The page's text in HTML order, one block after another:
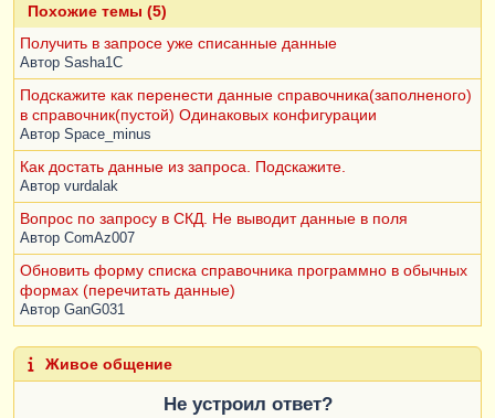
КонецЦикла
Если
Пока Найти КИСодержит "  "
Цикл
КИСодержит =
СтрЗаменить(КИСодержит, "  ", " ");
КИСодержит
СтрЗаменить(КИСодержит, " ", "%");
КонецЕсли;
ОбщегоНазначенияКлиентСервер
трДинамическогоСписка(СписокАдресов,
"%" + КИСодержит + "%"
Похожие темы (5)
Получить в запросе уже списанные данные
Автор Sasha1C
Подскажите как перенести данные справочника(заполненого)
в справочник(пустой) Одинаковых конфигурации
Автор Space_minus
Как достать данные из запроса. Подскажите.
Автор vurdalak
Вопрос по запросу в СКД. Не выводит данные в поля
Автор ComAz007
Обновить форму списка справочника программно в обычных
формах (перечитать данные)
Автор GanG031
Живое общение
Не устроил ответ?